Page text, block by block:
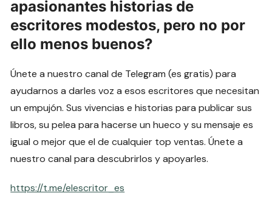
apasionantes historias de
escritores modestos, pero no por
ello menos buenos?
Únete a nuestro canal de Telegram (es gratis) para
ayudarnos a darles voz a esos escritores que necesitan
un empujón. Sus vivencias e historias para publicar sus
libros, su pelea para hacerse un hueco y su mensaje es
igual o mejor que el de cualquier top ventas. Únete a
nuestro canal para descubrirlos y apoyarles.
https://t.me/elescritor_es